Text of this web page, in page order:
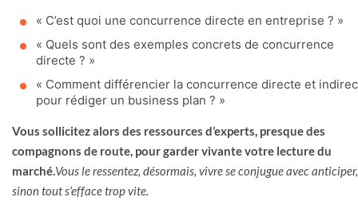
« C’est quoi une concurrence directe en entreprise ? »
« Quels sont des exemples concrets de concurrence
directe ? »
« Comment différencier la concurrence directe et
pour rédiger un business plan ? »
Vous sollicitez alors des ressources d’experts, presque des
compagnons de route, pour garder vivante votre lecture du
marché.Vous le ressentez, désormais, vivre se conjugue avec anticiper,
sinon tout s’efface trop vite.